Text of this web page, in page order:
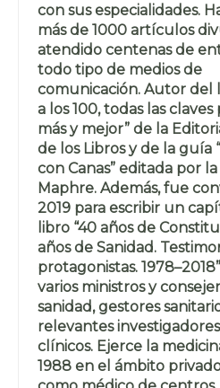
con sus especialidades.
más de 1000 artículos
atendido centenas de
todo tipo de medios de
comunicación. Autor del
a los 100, todas las claves
más y mejor” de la
de los Libros y de la guía
con Canas” editada por
Maphre. Además, fue
2019 para escribir un
libro “40 años de
años de Sanidad.
protagonistas.
varios ministros y
sanidad, gestores
relevantes
clínicos. Ejerce la
1988 en el ámbito